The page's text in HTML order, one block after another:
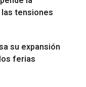
tensiones
su expansión
ferias